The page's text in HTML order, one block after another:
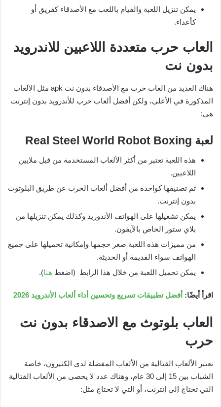
يمكن تنزيل اللعبة والقيام باللعب مع الأصدقاء كفريق أو
كأعداء.
العاب حرب متعددة اللاعبين للاندرويد
بدون نت
هناك العديد من العاب حرب مع الأصدقاء بدون نت apk مثل الألعاب
المذكورة في الأعلى، ولكن أفضل ألعاب حرب للأندرويد بدون إنترنت
هي:
لعبة Real Steel World Robot Boxing
هذه اللعبة تعتبر من أكثر الألعاب المستخدمة من قبل ملايين
اللاعبين.
تم تصنيفها كواحدة من أفضل ألعاب الحرب عن طريق البلوتوث
بدون إنترنت.
يمكن تشغيلها على الهواتف الأندوريد وكذلك يمكن تنزيلها من
بلاي ستور الخاص بالآيفون.
من مميزات هذه اللعبة صغر حجمها وإمكانية تحميلها على جميع
الهواتف سواء القديمة أو الحديثة.
يمكن تحميل اللعبة من خلال هذا الرابط (اضغط هنا).
اقرأ أيضًا: أفضل تطبيقات تسريع وتحسين أداء ألعاب الأندرويد 2026
العاب بلوتوث مع الاصدقاء بدون نت
حرب
تعتبر الألعاب القتالية من الألعاب المفضلة لدى الكثيرون، خاصة
الشباب بين 15 إلى 30 عام، وهناك عدد لا يحصى من الألعاب القتالية
التي تحتاج إلى إنترنت، أو التي لا تحتاج مثل: